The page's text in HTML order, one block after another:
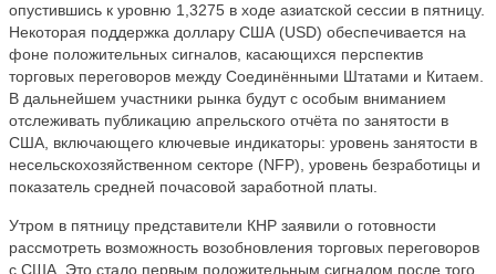
опустившись к уровню 1,3275 в ходе азиатской сессии в пятницу.
Некоторая поддержка доллару США (USD) обеспечивается на
фоне положительных сигналов, касающихся перспектив
торговых переговоров между Соединёнными Штатами и Китаем.
В дальнейшем участники рынка будут с особым вниманием
отслеживать публикацию апрельского отчёта по занятости в
США, включающего ключевые индикаторы: уровень занятости в
несельскохозяйственном секторе (NFP), уровень безработицы и
показатель средней почасовой заработной платы.
Утром в пятницу представители КНР заявили о готовности
рассмотреть возможность возобновления торговых переговоров
с США. Это стало первым положительным сигналом после того,